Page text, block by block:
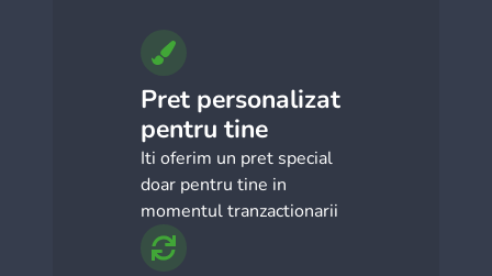
Pret personalizat
pentru tine
Iti oferim un pret special
doar pentru tine in
momentul tranzactionarii